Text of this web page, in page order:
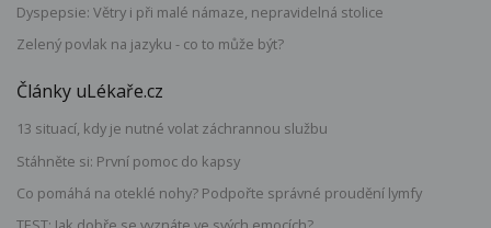
Dyspepsie: Větry i při malé námaze, nepravidelná stolice
Zelený povlak na jazyku - co to může být?
Články uLékaře.cz
13 situací, kdy je nutné volat záchrannou službu
Stáhněte si: První pomoc do kapsy
Co pomáhá na oteklé nohy? Podpořte správné proudění lymfy